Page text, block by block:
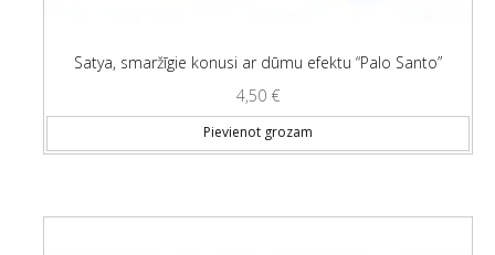
Satya, smaržīgie konusi ar dūmu efektu “Palo Santo”
4,50 €
Pievienot grozam